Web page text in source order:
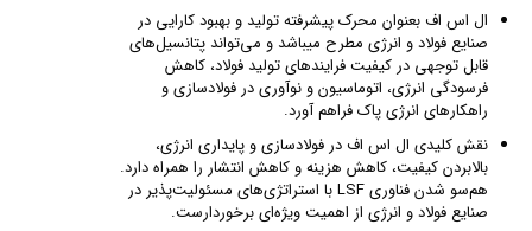
ال اس اف بعنوان محرک پیشرفته تولید و بهبود کارایی در
صنایع فولاد و انرژی مطرح میباشد و می‌تواند پتانسیل‌های
قابل توجهی در کیفیت فرایندهای تولید فولاد، کاهش
فرسودگی انرژی، اتوماسیون و نوآوری در فولادسازی و
راهکارهای انرژی پاک فراهم آورد.
نقش کلیدی ال اس اف در فولادسازی و پایداری انرژی،
بالابردن کیفیت، کاهش هزینه و کاهش انتشار را همراه دارد.
هم‌سو شدن فناوری LSF با استراتژی‌های مسئولیت‌پذیر در
صنایع فولاد و انرژی از اهمیت ویژه‌ای برخوردارست.